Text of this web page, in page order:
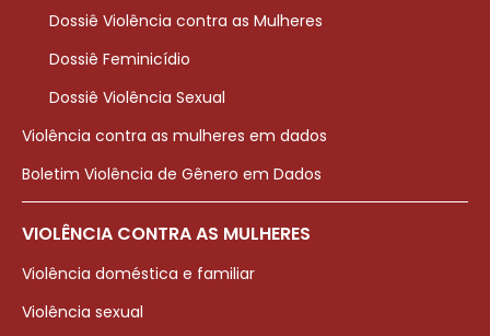
Dossiê Violência contra as Mulheres
Dossiê Feminicídio
Dossiê Violência Sexual
Violência contra as mulheres em dados
Boletim Violência de Gênero em Dados
VIOLÊNCIA CONTRA AS MULHERES
Violência doméstica e familiar
Violência sexual